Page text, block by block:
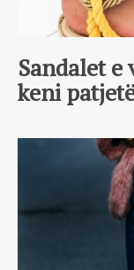
Sandalet e
keni